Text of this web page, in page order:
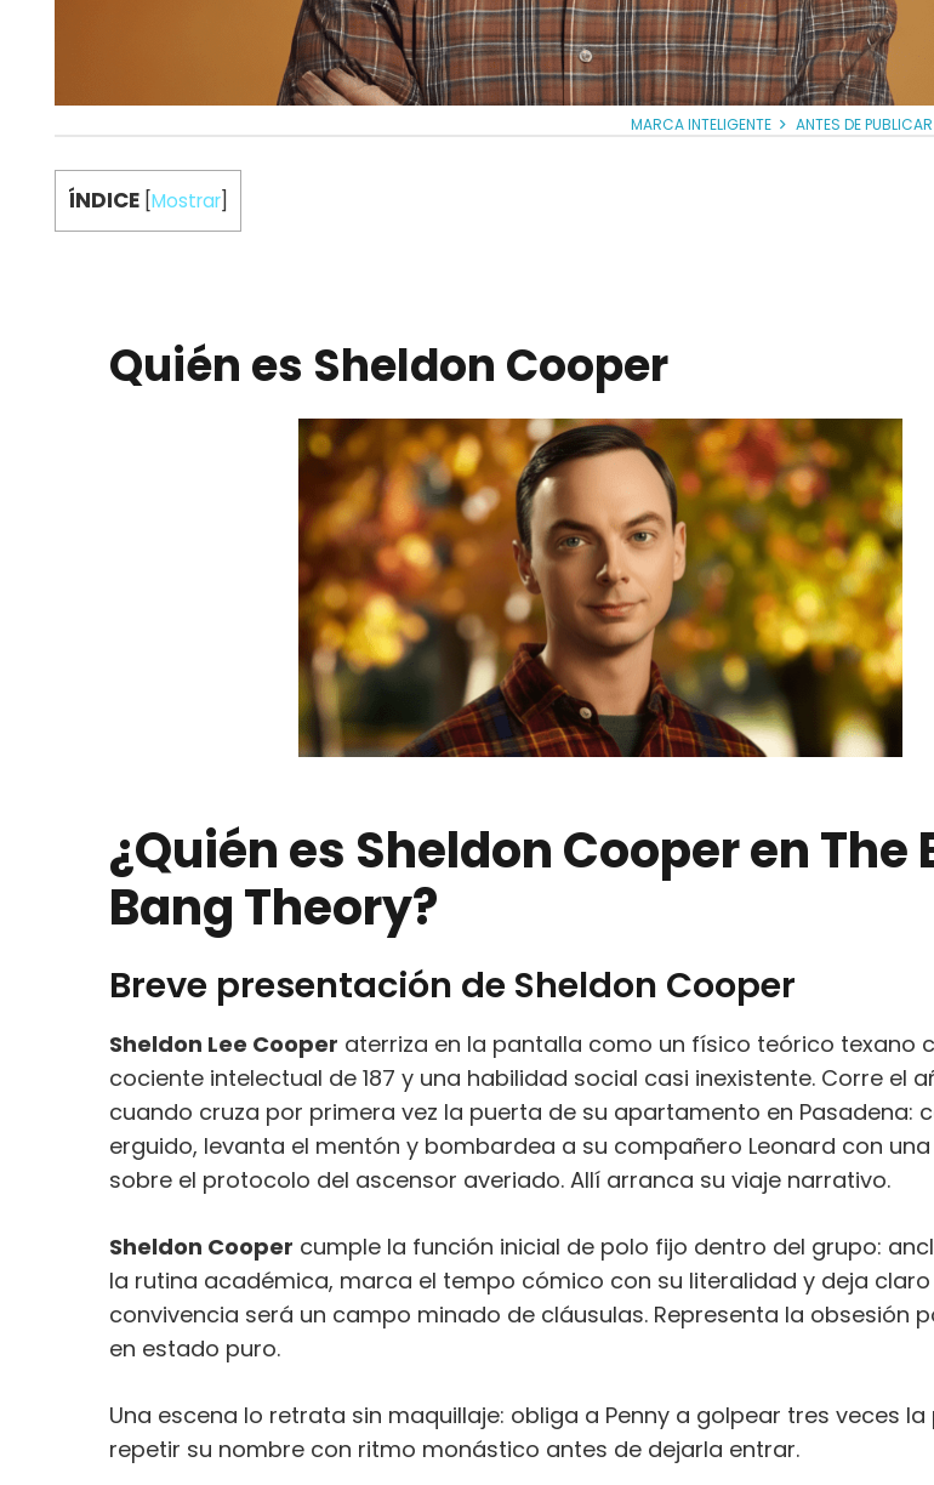
MARCA INTELIGENTE ANTES DE PUBLICAR
ÍNDICE Mostrar
Quién es Sheldon Cooper
¿Quién es Sheldon Cooperen The
Bang Theory?
Breve presentación de Sheldon Cooper
Sheldon Lee Cooper aterriza en la pantalla como un físico teórico texano
cociente intelectual de 187 y una habilidad social casi inexistente. Corre el
cuando cruza por primera vez la puerta de su apartamento en Pasadena:
erguido, levanta el mentón y bombardea a su compañero Leonard con
sobre el protocolo del ascensor averiado. Allí arranca su viaje narrativo.
Sheldon Cooper cumple la función inicial de polo fijo dentro del grupo:
la rutina académica, marca el tempo cómico con su literalidad y deja claro
convivencia será un campo minado de cláusulas. Representa la obsesión
en estado puro.
Una escena lo retrata sin maquillaje: obliga a Penny a golpear tres veces
repetir su nombre con ritmo monástico antes de dejarla entrar.